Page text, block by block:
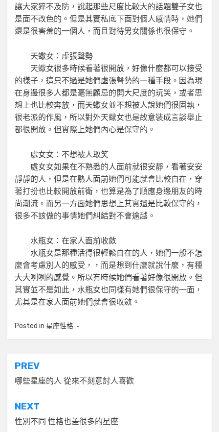
讓大家猝不及防，說起那些尺度比較大的話題雙子女也
是面不改色的。但是其實私底下面對個人感情時，她們
還是很害羞的一個人，而且對待男女關係也很保守。
天蠍女：虛張聲勢
天蠍女很多時候看著很開放，好像什麼都可以接受
的樣子，這只不過是她們虛張聲勢的一種手段。因為現
在身邊很多人都是毫無顧忌的開大尺度的玩笑，或者思
想上也比較奔放，而天蠍女並不想被人說她們很固執，
很老派的作風，所以對外天蠍女也是故意裝成言談舉止
都很開放。但實際上她們內心是保守的。
處女女：不想被人取笑
處女女如果在不熟悉的人面前就很安靜，看著安安
靜靜的人，但是在熟人面前她們可能就會比較自在，穿
著打扮也比較開放前衛，也算是為了順應身邊朋友的時
尚潮流。而另一方面她們思想上其實還是比較保守的，
很多不該做的事情她們糾結對不會逾越。
水瓶女：在家人面前收斂
水瓶女是那種活得很輕鬆自在的人，她們一般不怎
麼會考慮別人的感受，，而是想到什麼就說什麼，有種
大大咧咧的感覺。所以有時候她們看著好像很開放。但
其實並不是如此，水瓶女也同樣有她們很保守的一面，
尤其是在家人面前她們就會很收斂。
Posted in 星座性格
文
章
導
覽
PREV
哪些星座的人 從來不刻意討人喜歡
NEXT
性別不同 性格也差很多的星座